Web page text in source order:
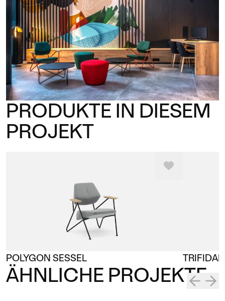
PRODUKTE IN DIESEM
PROJEKT
POLYGON SESSEL
ÄHNLICHE PROJEKTE